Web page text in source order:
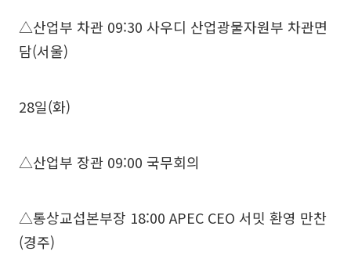
△산업부 차관 09:30 사우디 산업광물자원부 차관면
담(서울)
28일(화)
△산업부 장관 09:00 국무회의
△통상교섭본부장 18:00 APEC CEO 서밋 환영 만찬
(경주)